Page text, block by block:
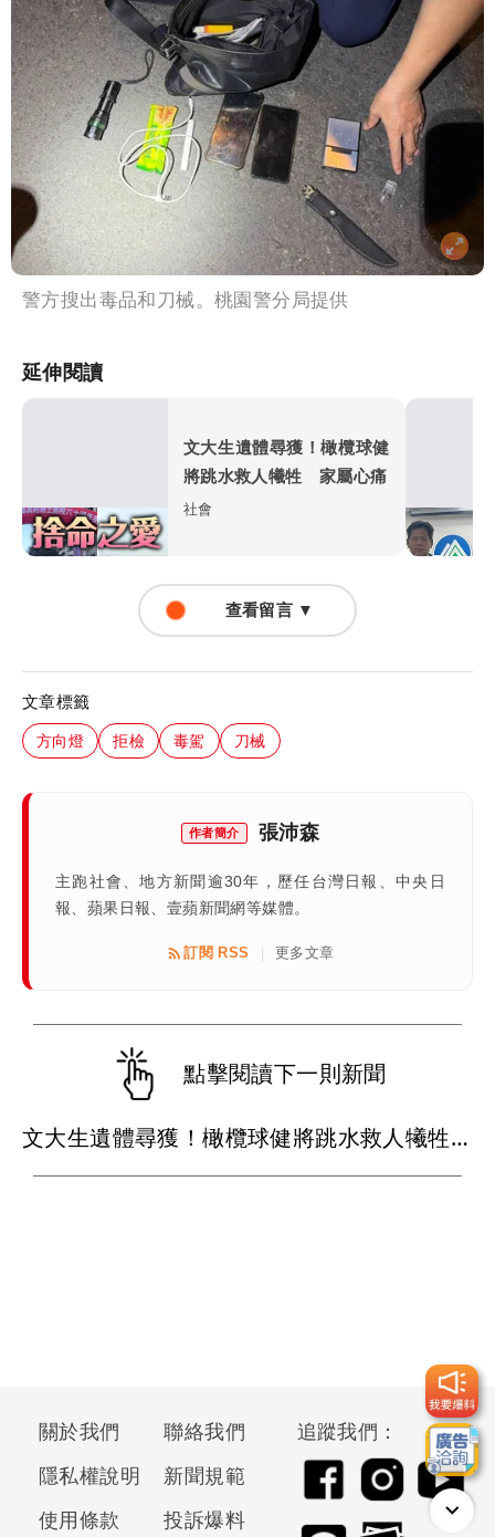
警方搜出毒品和刀械。桃園警分局提供
延伸閱讀
文大生遺體尋獲！橄欖球健
將跳水救人犧牲 家屬心痛
社會
查看留言 ▼
文章標籤
方向燈 拒檢 毒駕 刀械
作者簡介 張沛森
主跑社會、地方新聞逾30年，歷任台灣日報、中央日
報、蘋果日報、壹蘋新聞網等媒體。
訂閱 RSS | 更多文章
點擊閱讀下一則新聞
文大生遺體尋獲！橄欖球健將跳水救人犧牲 家屬心痛
關於我們
聯絡我們
隱私權說明
新聞規範
使用條款
投訴爆料
追蹤我們：